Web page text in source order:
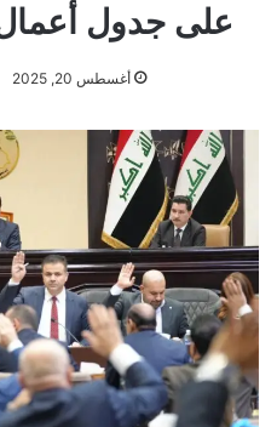
على جدول أعمال
أغسطس 20, 2025